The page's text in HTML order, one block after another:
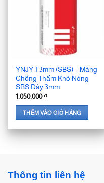
YNJY-I 3mm (SBS) – Màng
Chống Thấm Khò Nóng
SBS Dày 3mm
1.050.000₫
THÊM VÀO GIỎ HÀNG
Thông tin liên hệ